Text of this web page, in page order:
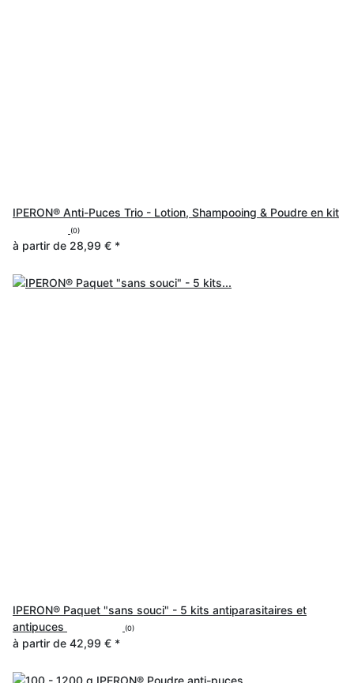
IPERON® Anti-Puces Trio - Lotion, Shampooing & Poudre en kit
(0)
à partir de 28,99 € *
IPERON® Paquet "sans souci" - 5 kits antiparasitaires et
antipuces
(0)
à partir de 42,99 € *